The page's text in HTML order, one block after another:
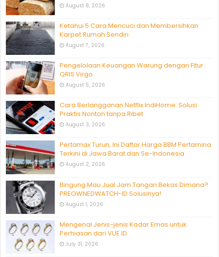
August 8, 2026
Ketahui 5 Cara Mencuci dan Membersihkan
Karpet Rumah Sendiri
August 7, 2026
Pengelolaan Keuangan Warung dengan Fitur
QRIS Virgo
August 5, 2026
Cara Berlangganan Netflix IndiHome: Solusi
Praktis Nonton tanpa Ribet
August 3, 2026
Pertamax Turun, Ini Daftar Harga BBM Pertamina
Terkini di Jawa Barat dan Se-Indonesia
August 2, 2026
Bingung Mau Jual Jam Tangan Bekas Dimana?
PREOWNEDWATCH-ID Solusinya!
August 1, 2026
Mengenal Jenis-jenis Kadar Emas untuk
Perhiasan dari VUE.ID
July 31, 2026